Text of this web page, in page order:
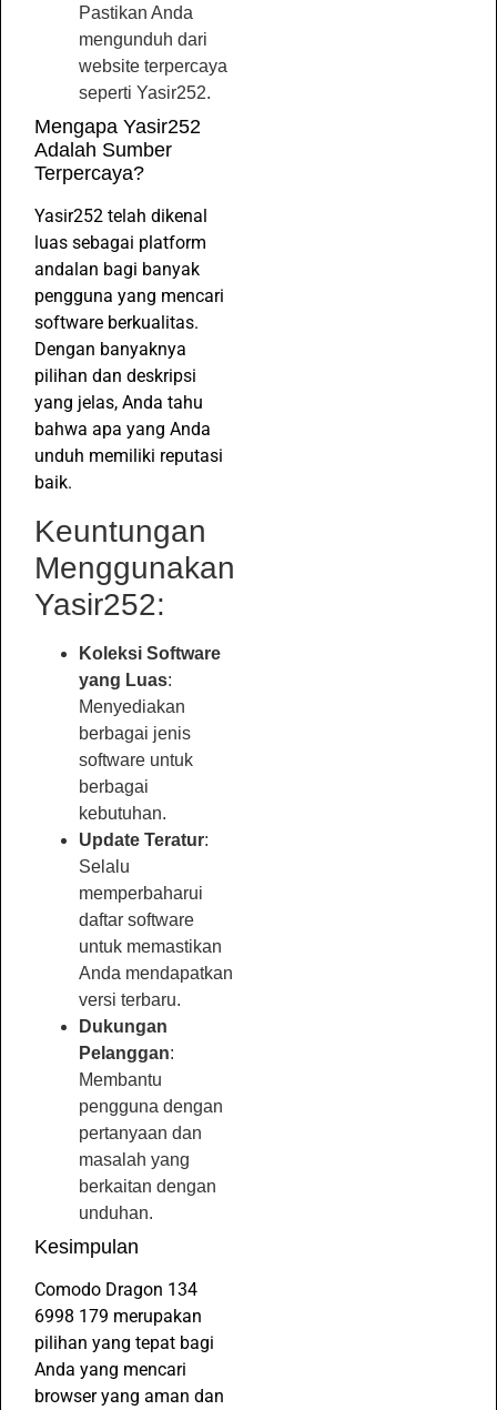
Pastikan Anda
mengunduh dari
website terpercaya
seperti Yasir252.
Mengapa Yasir252
Adalah Sumber
Terpercaya?
Yasir252 telah dikenal
luas sebagai platform
andalan bagi banyak
pengguna yang mencari
software berkualitas.
Dengan banyaknya
pilihan dan deskripsi
yang jelas, Anda tahu
bahwa apa yang Anda
unduh memiliki reputasi
baik.
Keuntungan
Menggunakan
Yasir252:
Koleksi Software
yang Luas:
Menyediakan
berbagai jenis
software untuk
berbagai
kebutuhan.
Update Teratur:
Selalu
memperbaharui
daftar software
untuk memastikan
Anda mendapatkan
versi terbaru.
Dukungan
Pelanggan:
Membantu
pengguna dengan
pertanyaan dan
masalah yang
berkaitan dengan
unduhan.
Kesimpulan
Comodo Dragon 134
6998 179 merupakan
pilihan yang tepat bagi
Anda yang mencari
browser yang aman dan